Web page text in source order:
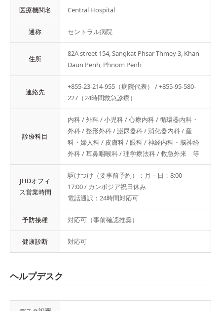
医療機関名 Central Hospital
通称 セントラル病院
住所
82A street 154, Sangkat Phsar Thmey 3, Khan
Daun Penh, Phnom Penh
連絡先
+855-23-214-955（病院代表） / +855-95-580-
227（24時間救急診療）
診療科目
内科 / 外科 / 小児科 / 心療内科 / 循環器内科・
外科 / 整形外科 / 泌尿器科 / 消化器内科 / 産
科・婦人科 / 皮膚科 / 眼科 / 神経内科・脳神経
外科 / 耳鼻咽喉科 / 理学療法科 / 救急外来 等
JHDオフィ
ス営業時間
駆けつけ（要事前予約）：月－日：8:00 –
17:00 / カンボジア祝日休み
電話通訳：24時間対応可
予防接種 対応可（事前確認推奨）
健康診断­ 対応可
ヘルプデスク